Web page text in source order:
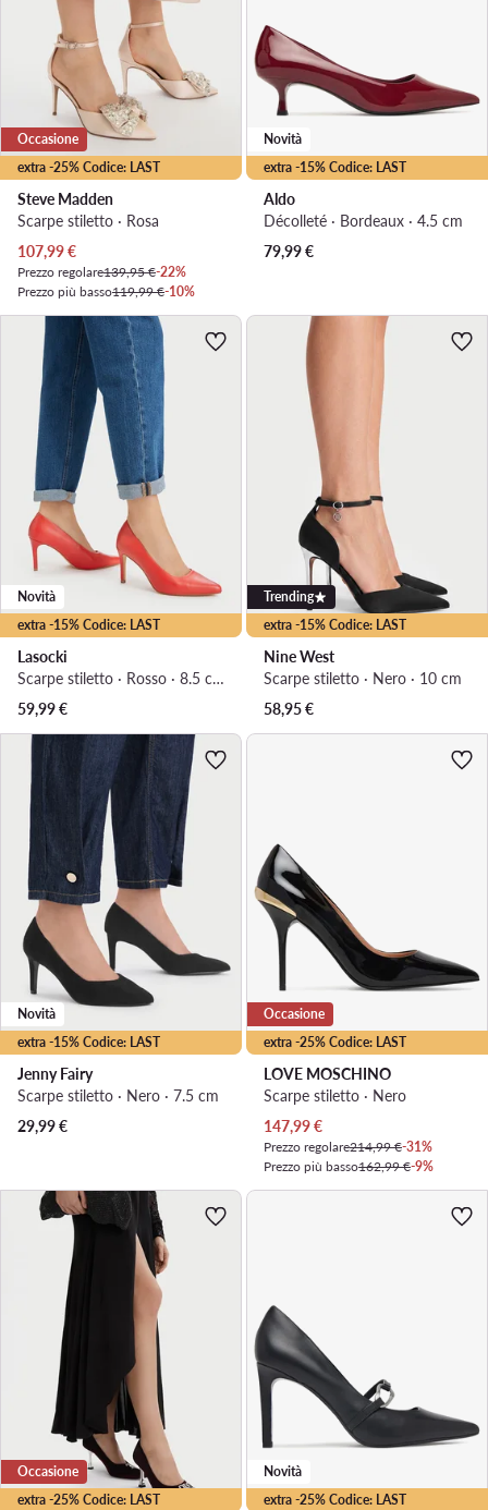
extra -25% Codice: LAST
Occasione
Steve Madden
Scarpe stiletto · Rosa
Prezzo attuale
107,99€
Prezzo regolare139,95 €-22%
Prezzo più basso119,99 €-10%
extra -15% Codice: LAST
Novità
Aldo
Décolleté · Bordeaux · 4.5 cm
79,99€
extra -15% Codice: LAST
Novità
Lasocki
Scarpe stiletto · Rosso · 8.5 cm
59,99€
extra -15% Codice: LAST
Trending
Nine West
Scarpe stiletto · Nero · 10 cm
58,95€
extra -15% Codice: LAST
Novità
Jenny Fairy
Scarpe stiletto · Nero · 7.5 cm
29,99€
extra -25% Codice: LAST
Occasione
LOVE MOSCHINO
Scarpe stiletto · Nero
Prezzo attuale
147,99€
Prezzo regolare214,99 €-31%
Prezzo più basso162,99 €-9%
extra -25% Codice: LAST
Occasione
extra -25% Codice: LAST
Novità